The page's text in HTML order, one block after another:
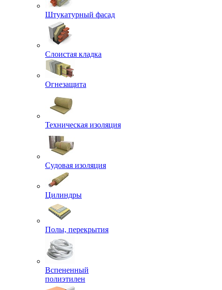
Штукатурный фасад
Слоистая кладка
Огнезащита
Техническая изоляция
Судовая изоляция
Цилиндры
Полы, перекрытия
Вспененный
полиэтилен